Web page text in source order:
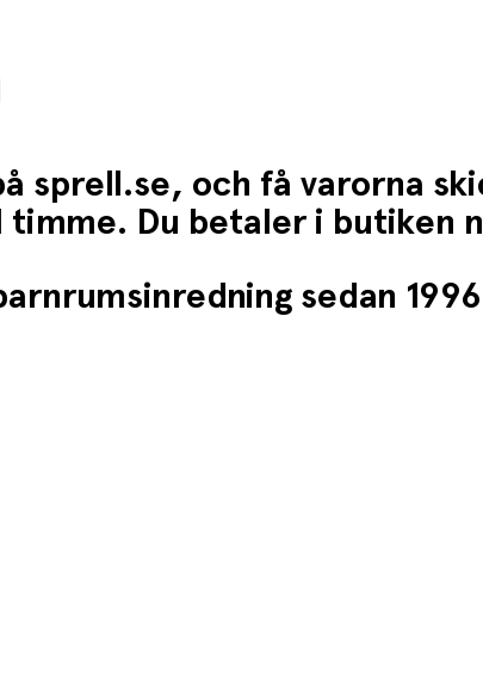
sprell.se, och få varorna
timme. Du betaler i butiken
sedan 1996